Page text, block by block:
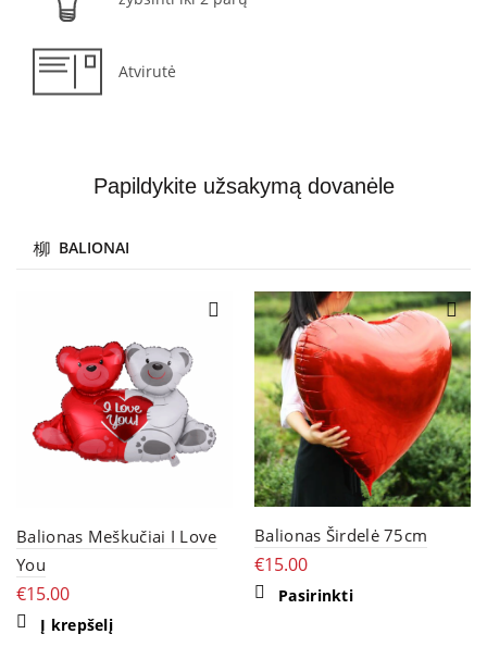
Atvirutė
Papildykite užsakymą dovanėle
BALIONAI
Balionas Meškučiai I Love
You
€15.00
Į krepšelį
Balionas Širdelė 75cm
€15.00
PasirinktiThis